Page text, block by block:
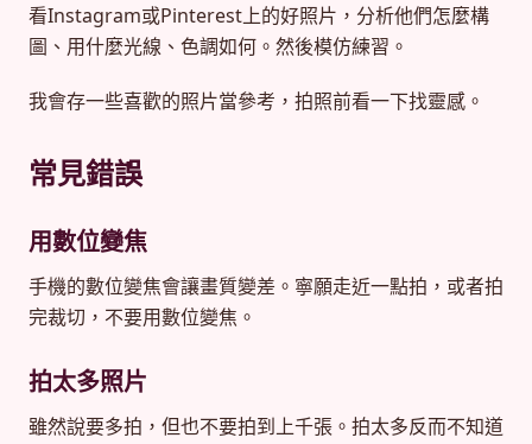
看Instagram或Pinterest上的好照片，分析他們怎麼構
圖、用什麼光線、色調如何。然後模仿練習。
我會存一些喜歡的照片當參考，拍照前看一下找靈感。
常見錯誤
用數位變焦
手機的數位變焦會讓畫質變差。寧願走近一點拍，或者拍
完裁切，不要用數位變焦。
拍太多照片
雖然說要多拍，但也不要拍到上千張。拍太多反而不知道